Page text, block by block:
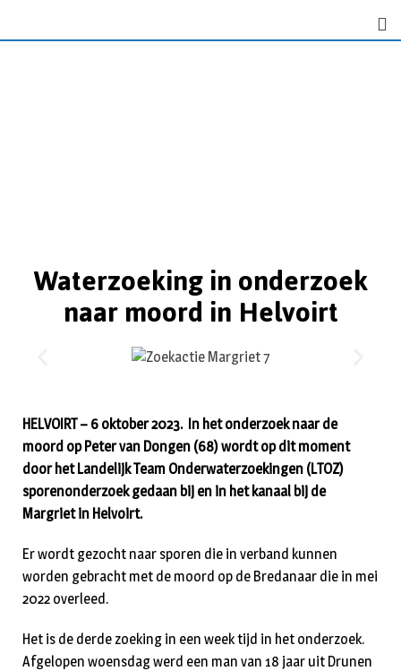
Waterzoeking in onderzoek
naar moord in Helvoirt
HELVOIRT – 6 oktober 2023. In het onderzoek naar de
moord op Peter van Dongen (68) wordt op dit moment
door het Landelijk Team Onderwaterzoekingen (LTOZ)
sporenonderzoek gedaan bij en in het kanaal bij de
Margriet in Helvoirt.
Er wordt gezocht naar sporen die in verband kunnen
worden gebracht met de moord op de Bredanaar die in mei
2022 overleed.
Het is de derde zoeking in een week tijd in het onderzoek.
Afgelopen woensdag werd een man van 18 jaar uit Drunen